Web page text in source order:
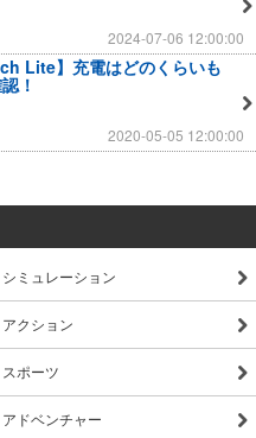
2024-07-06 12:00:00
Lite】充電はどのくらいも
！
2020-05-05 12:00:00
シミュレーション
アクション
スポーツ
アドベンチャー